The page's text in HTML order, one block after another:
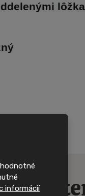
o
informácií
si často najdou
nás na
o nových